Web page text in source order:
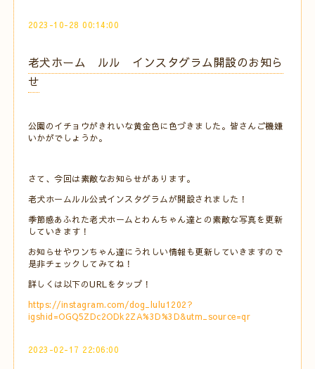
2023-10-28 00:14:00
老犬ホーム ルル インスタグラム開設のお知ら
せ
公園のイチョウがきれいな黄金色に色づきました。皆さんご機嫌
いかがでしょうか。
さて、今回は素敵なお知らせがあります。
老犬ホームルル公式インスタグラムが開設されました！
季節感あふれた老犬ホームとわんちゃん達との素敵な写真を更新
していきます！
お知らせやワンちゃん達にうれしい情報も更新していきますので
是非チェックしてみてね！
詳しくは以下のURLをタップ！
https://instagram.com/dog_lulu1202?
igshid=OGQ5ZDc2ODk2ZA%3D%3D&utm_source=qr
2023-02-17 22:06:00